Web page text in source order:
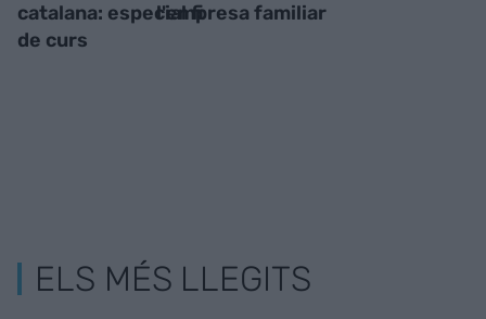
catalana: especial fi
de curs
l'empresa familiar
ELS MÉS LLEGITS